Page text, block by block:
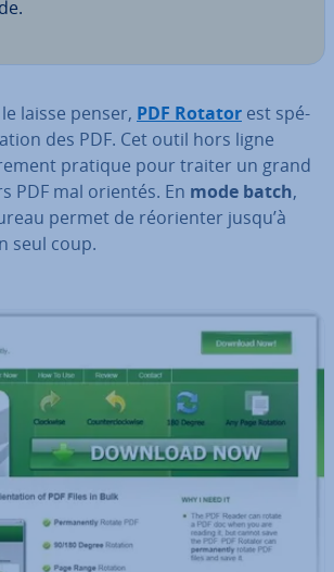
laisse penser, PDF Rotator est spé­
des PDF. Cet outil hors ligne
pratique pour traiter un grand
PDF mal orientés. En mode batch,
permet de réo­rien­ter jusqu’à
seul coup.